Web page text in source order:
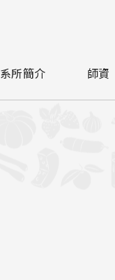
系所簡介 師資